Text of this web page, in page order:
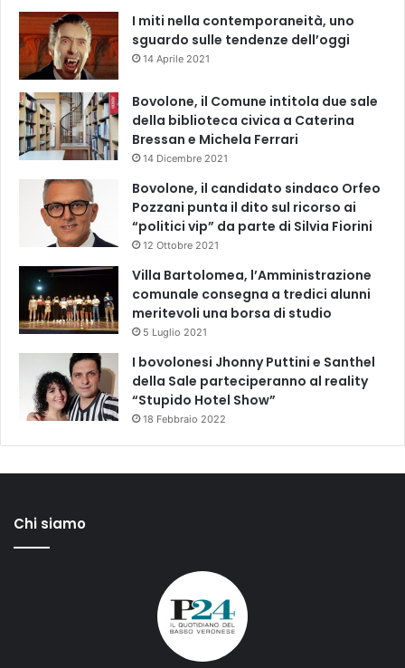
I miti nella contemporaneità, uno
sguardo sulle tendenze dell’oggi
14 Aprile 2021
Bovolone, il Comune intitola due sale
della biblioteca civica a Caterina
Bressan e Michela Ferrari
14 Dicembre 2021
Bovolone, il candidato sindaco Orfeo
Pozzani punta il dito sul ricorso ai
“politici vip” da parte di Silvia Fiorini
12 Ottobre 2021
Villa Bartolomea, l’Amministrazione
comunale consegna a tredici alunni
meritevoli una borsa di studio
5 Luglio 2021
I bovolonesi Jhonny Puttini e Santhel
della Sale parteciperanno al reality
“Stupido Hotel Show”
18 Febbraio 2022
Chi siamo